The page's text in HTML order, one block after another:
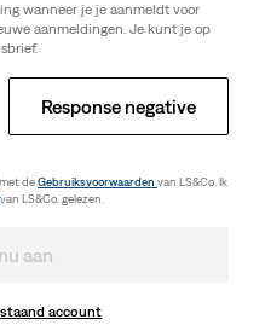
wanneer je je aanmeldt voor
aanmeldingen. Je kunt je op
Response negative
deGebruiksvoorwaarden van LS&Co. Ik
van LS&Co. gelezen.
aan
account